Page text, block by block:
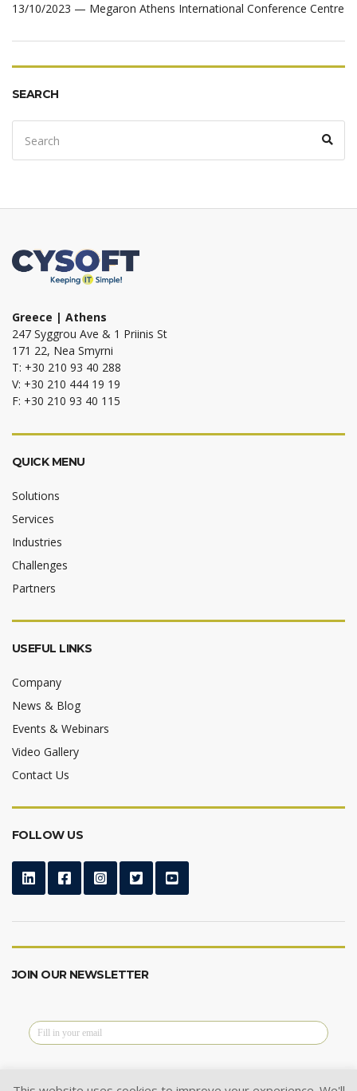
13/10/2023 — Megaron Athens International Conference Centre
SEARCH
Search
for:
Greece | Athens
247 Syggrou Ave & 1 Priinis St
171 22, Nea Smyrni
T: +30 210 93 40 288
V: +30 210 444 19 19
F: +30 210 93 40 115
QUICK MENU
Solutions
Services
Industries
Challenges
Partners
USEFUL LINKS
Company
News & Blog
Events & Webinars
Video Gallery
Contact Us
FOLLOW US
JOIN OUR NEWSLETTER